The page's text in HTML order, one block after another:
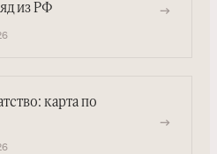
из РФ
→
карта по
→